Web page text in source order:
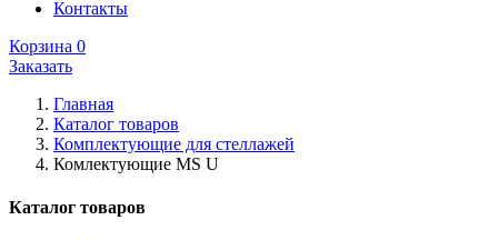
Контакты
Корзина 0
Заказать
Главная
Каталог товаров
Комплектующие для стеллажей
Комлектующие MS U
Каталог товаров